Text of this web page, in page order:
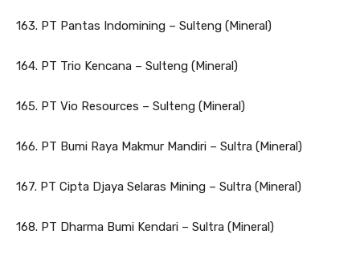
163. PT Pantas Indomining – Sulteng (Mineral)
164. PT Trio Kencana – Sulteng (Mineral)
165. PT Vio Resources – Sulteng (Mineral)
166. PT Bumi Raya Makmur Mandiri – Sultra (Mineral)
167. PT Cipta Djaya Selaras Mining – Sultra (Mineral)
168. PT Dharma Bumi Kendari – Sultra (Mineral)